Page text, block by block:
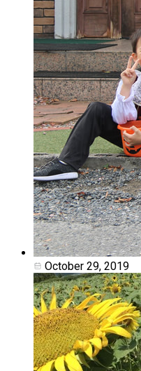
October 29, 2019